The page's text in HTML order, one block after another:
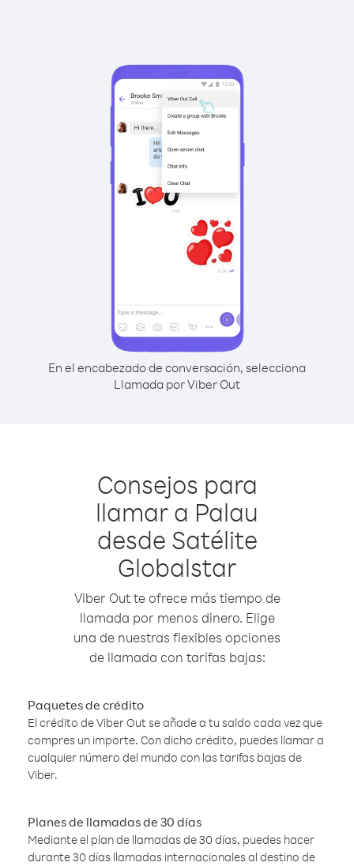
En el encabezado de conversación, selecciona
Llamada por Viber Out
Consejos para
llamar a Palau
desde Satélite
Globalstar
Viber Out te ofrece más tiempo de
llamada por menos dinero. Elige
una de nuestras flexibles opciones
de llamada con tarifas bajas:
Paquetes de crédito
El crédito de Viber Out se añade a tu saldo cada vez que
compres un importe. Con dicho crédito, puedes llamar a
cualquier número del mundo con las tarifas bajas de
Viber.
Planes de llamadas de 30 días
Mediante el plan de llamadas de 30 días, puedes hacer
durante 30 días llamadas internacionales al destino de